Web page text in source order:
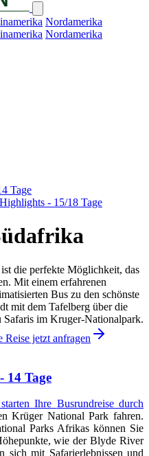
Nordamerika
Nordamerika
Tage
- 15/18 Tage
die perfekte Möglichkeit, das
Mit einem erfahrenen
Bus zu den schönste
mit dem Tafelberg über die
Safaris im Kruger-Nationalpark.
jetzt anfragen
14 Tage
Ihre Busrundreise durch
Krüger National Park fahren.
Parks Afrikas können Sie
wie der Blyde River
sich mit Safarierlebnissen und